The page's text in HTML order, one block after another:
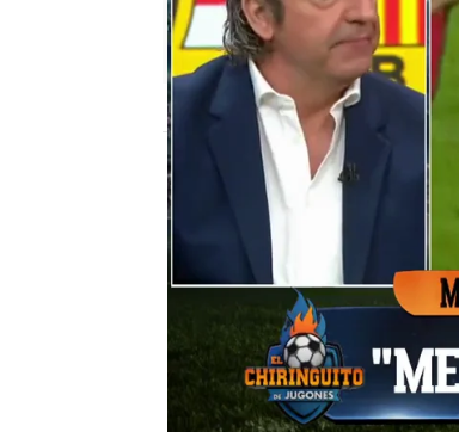
El Chiringuito
Madrid
Publicado: 10 de febrero de
¡Se calienta el
domingo en el
Nou por clavarle
árbitro Gil
acudió a la
al jugador.